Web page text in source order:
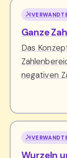
Ganze
Das
negativen
Wurzeln